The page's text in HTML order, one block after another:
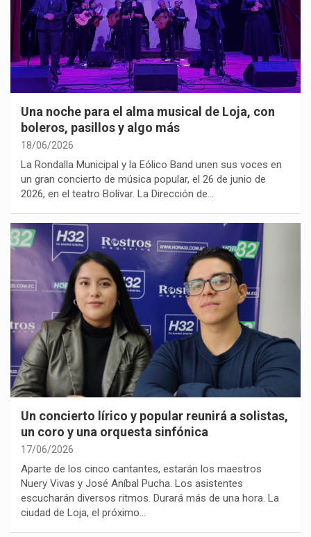
Una noche para el alma musical de Loja, con
boleros, pasillos y algo más
18/06/2026
La Rondalla Municipal y la Eólico Band unen sus voces en
un gran concierto de música popular, el 26 de junio de
2026, en el teatro Bolívar. La Dirección de…
Un concierto lírico y popular reunirá a solistas,
un coro y una orquesta sinfónica
17/06/2026
Aparte de los cinco cantantes, estarán los maestros
Nuery Vivas y José Aníbal Pucha. Los asistentes
escucharán diversos ritmos. Durará más de una hora. La
ciudad de Loja, el próximo…